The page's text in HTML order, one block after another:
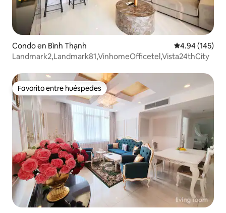
Condo en Bình Thạnh Calificación
4.94 (145)
Landmark2,Landmark81,VinhomeOfficetel,Vista24thCity
Favorito entre huéspedes
Favorito entre huéspedes